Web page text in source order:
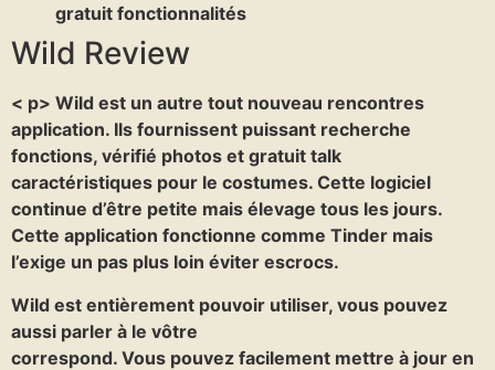
gratuit fonctionnalités
Wild Review
< p> Wild est un autre tout nouveau rencontres
application. Ils fournissent puissant recherche
fonctions, vérifié photos et gratuit talk
caractéristiques pour le costumes. Cette logiciel
continue d’être petite mais élevage tous les jours.
Cette application fonctionne comme Tinder mais
l’exige un pas plus loin éviter escrocs.
Wild est entièrement pouvoir utiliser, vous pouvez
aussi parler à le vôtre
correspond. Vous pouvez facilement mettre à jour en